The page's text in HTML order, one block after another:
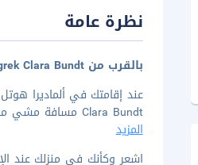
نظرة عامة
بالقرب من Taman Anggrek Clara Bundt
Clara Bundt مسافة مشي مدّتها 5 دقائق. استمتع بالإقامة في هذا الفندق على بُعد ١٫٦ كم من فورت روتردام و٢٫٣ كم من م
المزيد